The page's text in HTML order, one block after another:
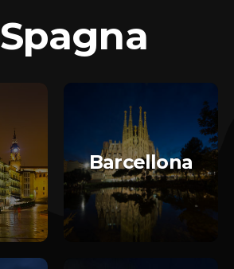
Spagna
Barcellona